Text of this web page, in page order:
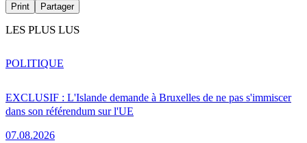
Print Partager
LES PLUS LUS
EXCLUSIF : L'Islande demande à Bruxelles de ne pas s'immiscer
dans son référendum sur l'UE
07.08.2026
POLITIQUE